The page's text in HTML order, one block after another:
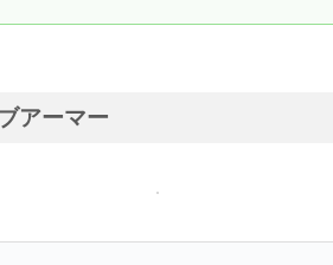
アーマー